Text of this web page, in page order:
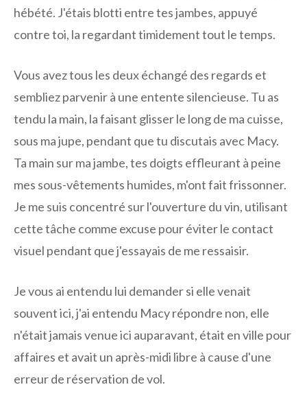
hébété. J'étais blotti entre tes jambes, appuyé
contre toi, la regardant timidement tout le temps.
Vous avez tous les deux échangé des regards et
sembliez parvenir à une entente silencieuse. Tu as
tendu la main, la faisant glisser le long de ma cuisse,
sous ma jupe, pendant que tu discutais avec Macy.
Ta main sur ma jambe, tes doigts effleurant à peine
mes sous-vêtements humides, m'ont fait frissonner.
Je me suis concentré sur l'ouverture du vin, utilisant
cette tâche comme excuse pour éviter le contact
visuel pendant que j'essayais de me ressaisir.
Je vous ai entendu lui demander si elle venait
souvent ici, j'ai entendu Macy répondre non, elle
n'était jamais venue ici auparavant, était en ville pour
affaires et avait un après-midi libre à cause d'une
erreur de réservation de vol.